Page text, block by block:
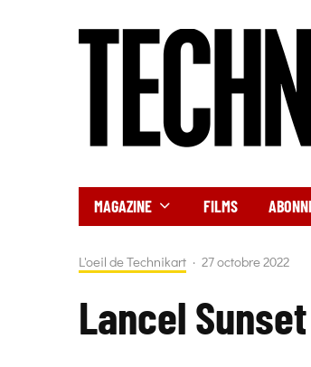
MAGAZINE FILMS
L'oeil de Technikart · 27 octobre 2022
Lancel